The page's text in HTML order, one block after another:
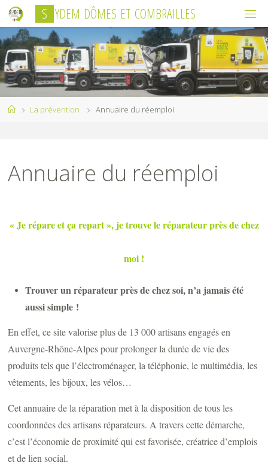
Skip
content
S YDEM DÔMES ET COMBRAIL L ES
HomeLa prévention Annuaire du réemploi
Annuaire du réemploi
« Je répare et ça repart », je trouve le réparateur près de chez
moi !
Trouver un réparateur près de chez soi, n’a jamais été
aussi simple !
En effet, ce site valorise plus de 13 000 artisans engagés en
Auvergne-Rhône-Alpes pour prolonger la durée de vie des
produits tels que l’électroménager, la téléphonie, le multimédia, les
vêtements, les bijoux, les vélos…
Cet annuaire de la réparation met à la disposition de tous les
coordonnées des artisans réparateurs. A travers cette démarche,
c’est l’économie de proximité qui est favorisée, créatrice d’emplois
et de lien social.